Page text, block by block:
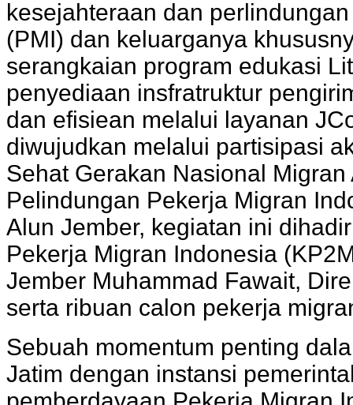
kesejahteraan dan
(PMI) dan keluarganya
serangkaian program edukasi
penyediaan insfratruktur
dan efisiean melalui layanan
diwujudkan melalui partisipasi
Sehat Gerakan Nasional
Pelindungan Pekerja Migran
Alun Jember, kegiatan ini
Pekerja Migran Indonesia
Jember Muhammad Fawait,
serta ribuan calon pekerja
Sebuah momentum penting
Jatim dengan instansi